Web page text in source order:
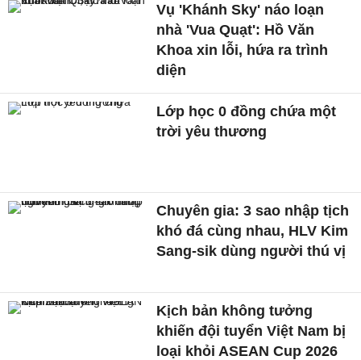
Vụ 'Khánh Sky' náo loạn
nhà 'Vua Quạt': Hồ Văn
Khoa xin lỗi, hứa ra trình
diện
Lớp học 0 đồng chứa một
trời yêu thương
Chuyên gia: 3 sao nhập tịch
khó đá cùng nhau, HLV Kim
Sang-sik dùng người thú vị
Kịch bản không tưởng
khiến đội tuyển Việt Nam bị
loại khỏi ASEAN Cup 2026